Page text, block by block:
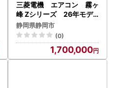
三菱電機 エアコン 霧ヶ
峰 Zシリーズ 26年モデ
ル MSZ-ZW6326S-W (
20畳用/200V/ピュアホワ
イト) 【標準設置工事付
】【配送不可：沖縄・離島
】
静岡県静岡市
(0)
1,700,000